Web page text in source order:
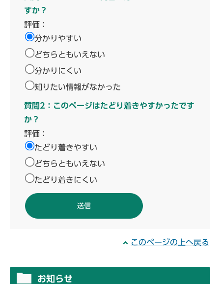
すか？
評価：
分かりやすい
どちらともいえない
分かりにくい
知りたい情報がなかった
質問2：このページはたどり着きやすかったです
か？
評価：
たどり着きやすい
どちらともいえない
たどり着きにくい
このページの上へ戻る
お知らせ